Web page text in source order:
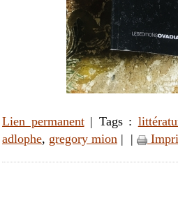
Lien permanent| Tags :
adlophe, gregory mion | |